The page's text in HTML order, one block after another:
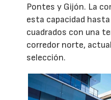
Pontes y Gijón. La
esta capacidad
cuadrados con una
corredor norte,
selección.